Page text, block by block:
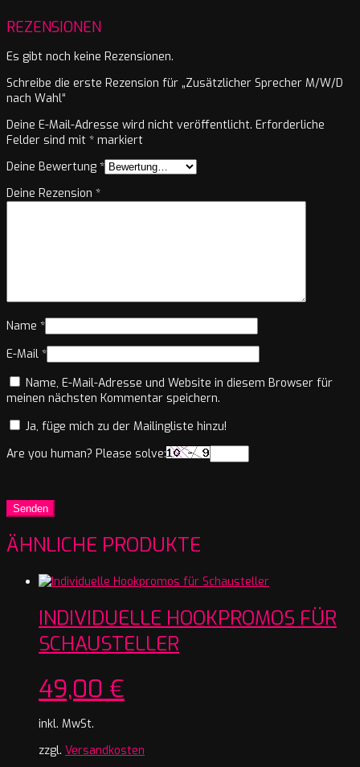
REZENSIONEN
Es gibt noch keine Rezensionen.
Schreibe die erste Rezension für „Zusätzlicher Sprecher M/W/D
nach Wahl“
Deine E-Mail-Adresse wird nicht veröffentlicht. Erforderliche
Felder sind mit * markiert
Deine Bewertung *
Deine Rezension *
Name *
E-Mail *
Name, E-Mail-Adresse und Website in diesem Browser für
meinen nächsten Kommentar speichern.
Ja, füge mich zu der Mailingliste hinzu!
Are you human? Please solve:
ÄHNLICHE PRODUKTE
INDIVIDUELLE HOOKPROMOS FÜR
SCHAUSTELLER
49,00 €
inkl. MwSt.
zzgl. Versandkosten